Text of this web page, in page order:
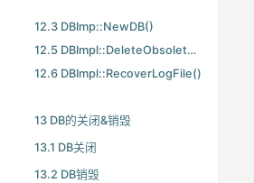
12.3 DBImp::NewDB()
12.5 DBImpl::DeleteObsoleteFiles()
12.6 DBImpl::RecoverLogFile()
13 DB的关闭&销毁
13.1 DB关闭
13.2 DB销毁